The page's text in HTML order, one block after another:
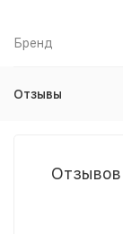
Бренд
Отзывы